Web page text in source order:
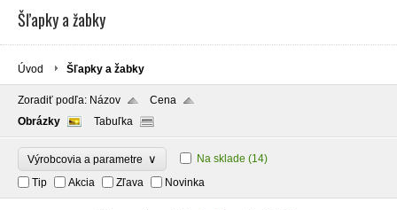
Šľapky a žabky
Úvod Šľapky a žabky
Zoradiť podľa: Názov
Cena
Obrázky
Tabuľka
Výrobcovia a parametre ∨ Na sklade (14)
Tip
Akcia Zľava Novinka